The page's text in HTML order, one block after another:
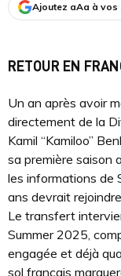
Ajoutez aAa à vos
RETOUR EN
Un an après avoir
directement de la
Kamil “Kamiloo”
sa première saison
les informations de
ans devrait
Le transfert
Summer 2025,
engagée et déjà
sol français